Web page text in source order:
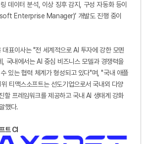
데이터 분석 이상 징후 감지
구성 자동화 등이
Enterprise Manager)’ 개발도 진행 중이
대표이사는"전 세계적으로 AI 투자에 강한 모멘
국내에서는AI 중심 비즈니스 모델과 경쟁력을
있는 협력 체계가 형성되고 있다"며 , "국내 애플
위 티맥스소프트는 선도기업으로서 국내외 다양
할 프레임워크를 제공하고 국내 AI 생태계 강화
했다.
트CI